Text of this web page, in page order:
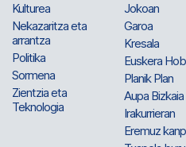
Kulturea
Nekazaritza eta
arrantza
Politika
Sormena
Zientzia eta
Teknologia
Jokoan
Garoa
Kresala
Euskera
Planik Plan
Aupa Bizkaia
Irakurrieran
Eremuz